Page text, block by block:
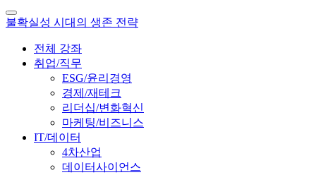
불확실성 시대의 생존 전략
전체 강좌
취업/직무
ESG/윤리경영
경제/재테크
리더십/변화혁신
마케팅/비즈니스
IT/데이터
4차산업
데이터사이언스